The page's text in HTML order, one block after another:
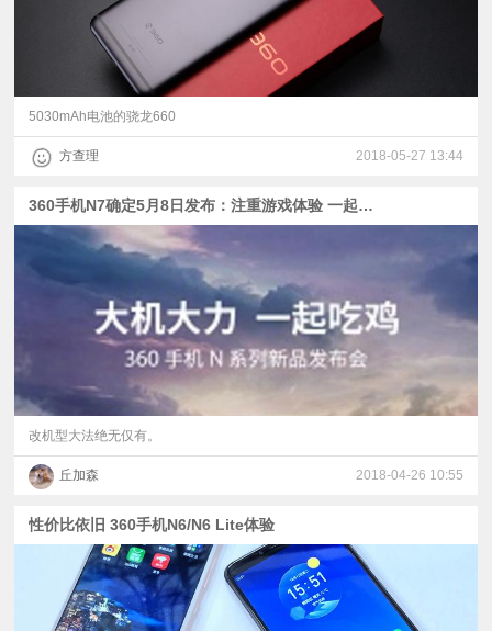
5030mAh电池的骁龙660
方查理 2018-05-27 13:44
360手机N7确定5月8日发布：注重游戏体验 一起吃鸡
改机型大法绝无仅有。
丘加森 2018-04-26 10:55
性价比依旧 360手机N6/N6 Lite体验